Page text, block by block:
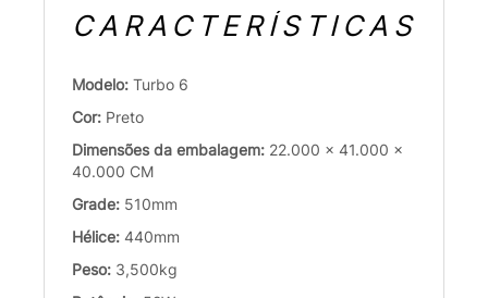
CARACTERÍSTICAS
Modelo: Turbo 6
Cor: Preto
Dimensões da embalagem: 22.000 x 41.000 x
40.000 CM
Grade: 510mm
Hélice: 440mm
Peso: 3,500kg